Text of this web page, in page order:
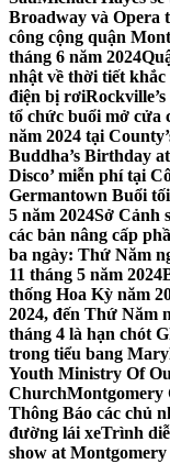
Broadway và Opera
công cộng quận
tháng 6 năm 2024
nhật về thời tiết
điện bị rơi
tổ chức buổi mở cửa
năm 2024 tại
Buddha’s Birthday
Disco’ miễn phí tại
Germantown Buổi
5 năm 2024Sở Cảnh
các bản nâng cấp
ba ngày: Thứ Năm
11 tháng 5 năm 2024
thống Hoa Kỳ năm
2024, đến Thứ Năm
tháng 4 là hạn chót
trong tiểu bang
Youth Ministry Of
ChurchMontgomery
Thông Báo các chủ
đường lái xeTrình
show at